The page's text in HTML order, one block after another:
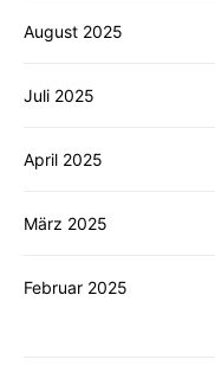
August 2025
Juli 2025
April 2025
März 2025
Februar 2025